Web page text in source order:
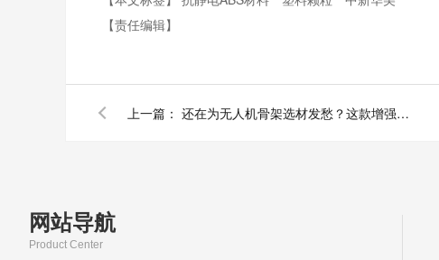
【责任编辑】
上一篇： 还在为无人机骨架选材发愁？这款增强尼龙已获大量验证
网站导航
Product Center